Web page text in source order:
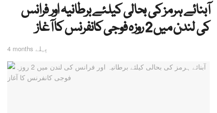
آبنائے ہرمز کی بحالی کیلئے برطانیہ اور فرانس
کی لندن میں 2 روزہ فوجی کانفرنس کا آغاز
4 months پہلے